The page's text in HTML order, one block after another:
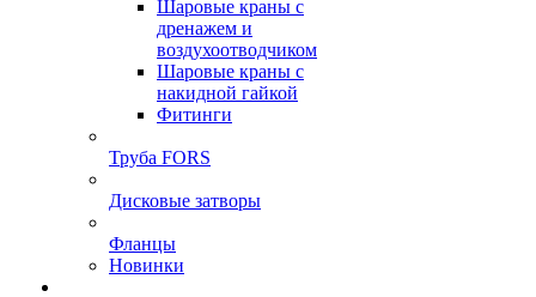
Шаровые краны с
дренажем и
воздухоотводчиком
Шаровые краны с
накидной гайкой
Фитинги
Труба FORS
Дисковые затворы
Фланцы
Новинки